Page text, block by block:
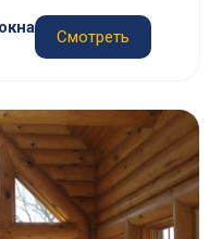
Смотреть